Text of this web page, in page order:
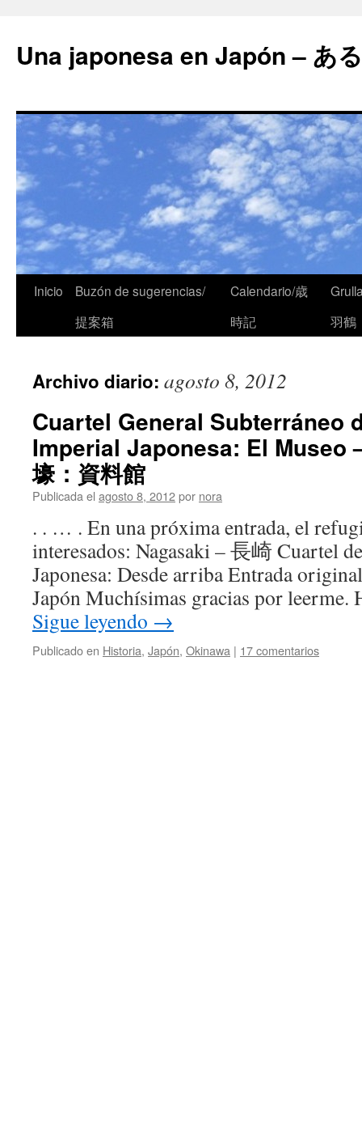
Una japonesa en Japón – あ
Inicio
Buzón de sugerencias/
提案箱
Calendario/歳
時記
羽鶴
Archivo diario: agosto 8, 2012
Cuartel General Subterráneo
Imperial Japonesa: El Museo
壕：資料館
Publicada el agosto 8, 2012por nora
. . … . En una próxima entrada, el
interesados: Nagasaki – 長崎 Cuartel
Japonesa: Desde arriba Entrada
Japón Muchísimas gracias por
Sigue leyendo →
Publicado en Historia, Japón, Okinawa | 17 comentarios